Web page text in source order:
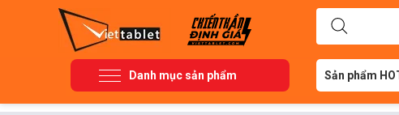
Danh mục sản phẩm Sản phẩm